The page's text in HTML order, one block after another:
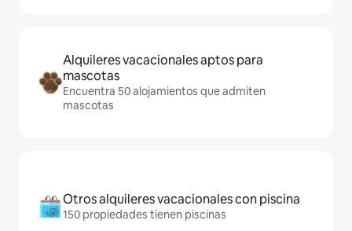
Alquileres vacacionales aptos para
mascotas
Encuentra 50 alojamientos que admiten
mascotas
Otros alquileres vacacionales con piscina
150 propiedades tienen piscinas